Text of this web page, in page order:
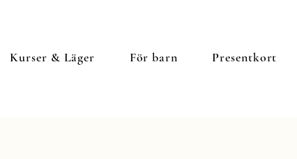
Kurser & Läger För barn Presentkort